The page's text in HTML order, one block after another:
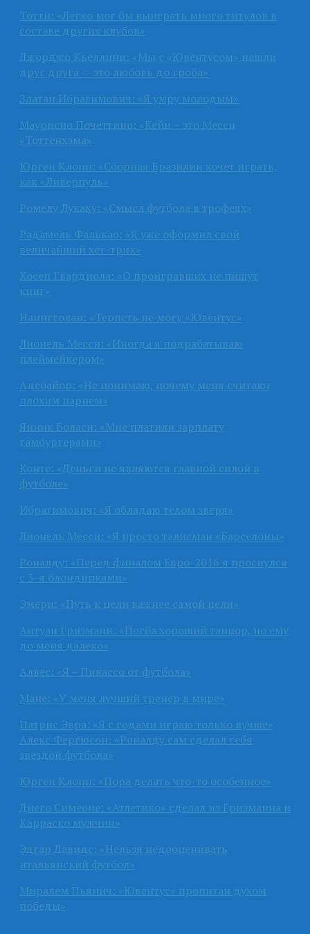
Тотти: «Легко мог бы выиграть много титулов в
составе других клубов»
Джорджо Кьеллини: «Мы с «Ювентусом» нашли
друг друга — это любовь до гроба»
Златан Ибрагимович: «Я умру молодым»
Маурисио Почеттино: «Кейн – это Месси
«Тоттенхэма»
Юрген Клопп: «Сборная Бразилии хочет играть,
как «Ливерпуль»
Ромелу Лукаку: «Смысл футбола в трофеях»
Радамель Фалькао: «Я уже оформил свой
величайший хет-трик»
Хосеп Гвардиола: «О проигравших не пишут
книг»
Наингголан: «Терпеть не могу «Ювентус»
Лионель Месси: «Иногда я подрабатываю
плеймейкером»
Адебайор: «Не понимаю, почему меня считают
плохим парнем»
Янник Боласи: «Мне платили зарплату
гамбургерами»
Конте: «Деньги не являются главной силой в
футболе»
Ибрагимович: «Я обладаю телом зверя»
Лионель Месси: «Я просто талисман «Барселоны»
Роналду: «Перед финалом Евро-2016 я проснулся
с 3-я блондинками»
Эмери: «Путь к цели важнее самой цели»
Антуан Гризманн: «Погба хороший танцор, но ему
до меня далеко»
Алвес: «Я – Пикассо от футбола»
Мане: «У меня лучший тренер в мире»
Патрис Эвра: «Я с годами играю только лучше»
Алекс Фергюсон: «Роналду сам сделал себя
звездой футбола»
Юрген Клопп: «Пора делать что-то особенное»
Диего Симеоне: «Атлетико» сделал из Гризманна и
Карраско мужчин»
Эдгар Давидс: «Нельзя недооценивать
итальянский футбол»
Миралем Пьянич: «Ювентус» пропитан духом
победы»